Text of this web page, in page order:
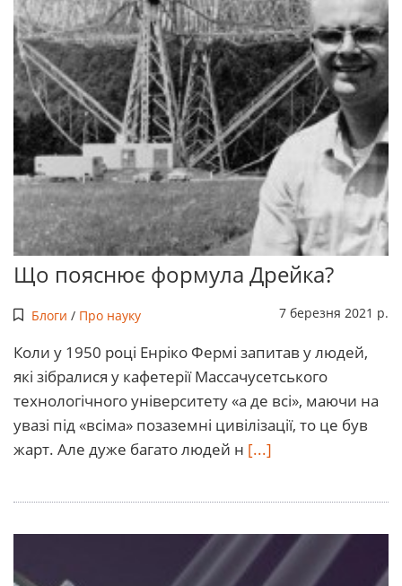
Що пояснює формула Дрейка?
Блоги / Про науку 7 березня 2021 р.
Коли у 1950 році Енріко Фермі запитав у людей,
які зібралися у кафетерії Массачусетського
технологічного університету «а де всі», маючи на
увазі під «всіма» позаземні цивілізації, то це був
жарт. Але дуже багато людей н [...]